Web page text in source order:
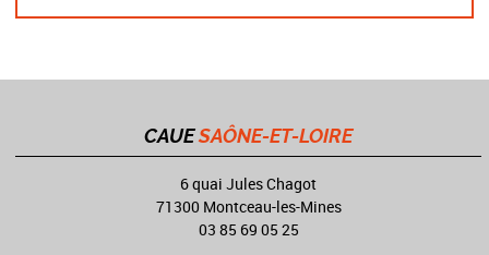
CAUESAÔNE-ET-LOIRE
6 quai Jules Chagot
71300 Montceau-les-Mines
03 85 69 05 25